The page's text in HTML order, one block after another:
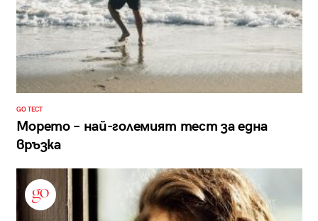
GO ТЕСТ
Морето – най-големият тест за една
връзка